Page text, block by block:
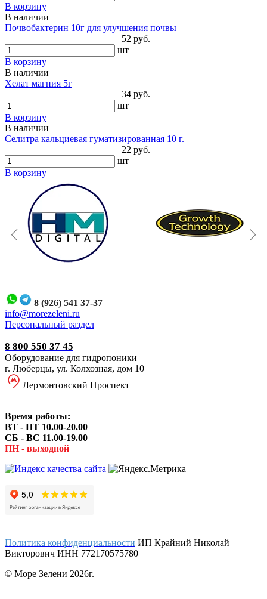
В корзину
В наличии
Почвобактерин 10г для улучшения почвы
52 руб.
шт
В корзину
В наличии
Хелат магния 5г
34 руб.
шт
В корзину
В наличии
Селитра кальциевая гуматизированная 10 г.
22 руб.
шт
В корзину
8 (926) 541 37-37
info@morezeleni.ru
Персональный раздел
8 800 550 37 45
Оборудование для гидропоники
г. Люберцы, ул. Колхозная, дом 10
Лермонтовский Проспект
Время работы:
ВТ - ПТ 10.00-20.00
СБ - ВС 11.00-19.00
ПН - выходной
Политика конфиденциальности ИП Крайний Николай
Викторович ИНН 772170575780
© Море Зелени 2026г.